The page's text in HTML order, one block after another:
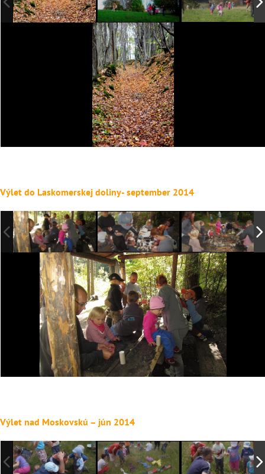
Výlet do Laskomerskej doliny- september 2014
Výlet nad Moskovskú – jún 2014